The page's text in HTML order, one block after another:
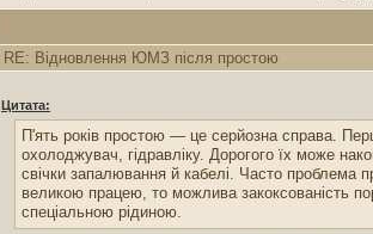
RE: Відновлення ЮМЗ після простою
Цитата:
П'ять років простою — це серйозна справа.
охолоджувач, гідравліку. Дорогого їх може
свічки запалювання й кабелі. Часто проблема
великою працею, то можлива закоксованість
спеціальною рідиною.